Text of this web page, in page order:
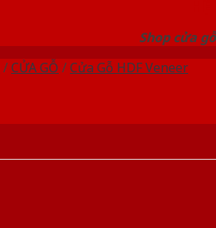
Shop cửa
/CỬA GỖ /Cửa Gỗ HDF Veneer